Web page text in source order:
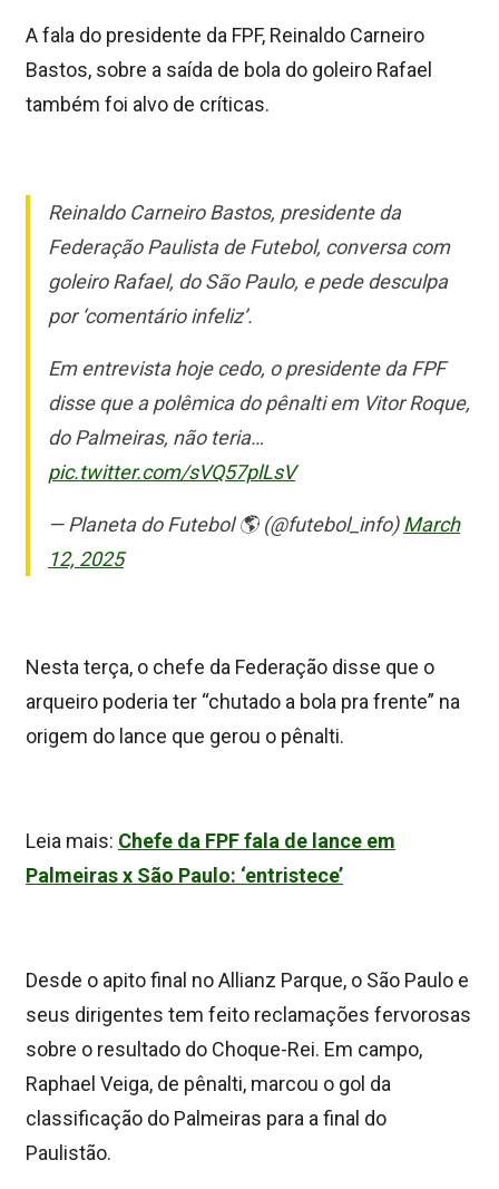
A fala do presidente da FPF, Reinaldo Carneiro
Bastos, sobre a saída de bola do goleiro Rafael
também foi alvo de críticas.
Reinaldo Carneiro Bastos, presidente da
Federação Paulista de Futebol, conversa com
goleiro Rafael, do São Paulo, e pede desculpa
por ‘comentário infeliz’.
Em entrevista hoje cedo, o presidente da FPF
disse que a polêmica do pênalti em Vitor Roque,
do Palmeiras, não teria…
pic.twitter.com/sVQ57plLsV
— Planeta do Futebol 🌎 (@futebol_info)March
12, 2025
Nesta terça, o chefe da Federação disse que o
arqueiro poderia ter “chutado a bola pra frente” na
origem do lance que gerou o pênalti.
Leia mais: Chefe da FPF fala de lance em
Palmeiras x São Paulo: ‘entristece’
Desde o apito final no Allianz Parque, o São Paulo e
seus dirigentes tem feito reclamações fervorosas
sobre o resultado do Choque-Rei. Em campo,
Raphael Veiga, de pênalti, marcou o gol da
classificação do Palmeiras para a final do
Paulistão.